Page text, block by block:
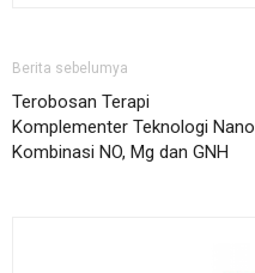
Berita sebelumya
Terobosan Terapi
Komplementer Teknologi Nano
Kombinasi NO, Mg dan GNH